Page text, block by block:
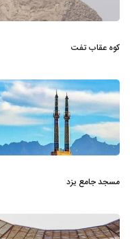
کوه عقاب تفت
مسجد جامع یزد